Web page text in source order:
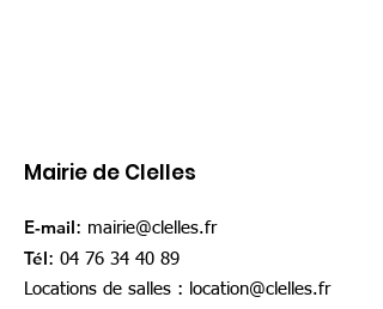
Mairie de Clelles
E-mail: mairie@clelles.fr
Tél: 04 76 34 40 89
Locations de salles : location@clelles.fr